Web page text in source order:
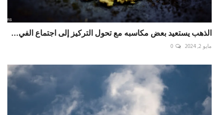
الذهب يستعيد بعض مكاسبه مع تحول التركيز إلى اجتماع الفي...
مايو 2, 2024 0